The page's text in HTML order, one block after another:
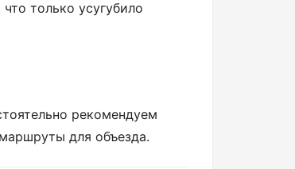
что только усугубило
рекомендуем
для объезда.